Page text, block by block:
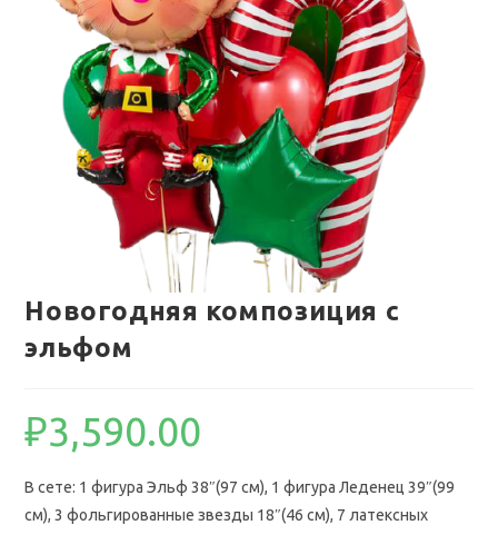
Новогодняя композиция с
эльфом
₽3,590.00
В сете: 1 фигура Эльф 38″(97 см), 1 фигура Леденец 39″(99
см), 3 фольгированные звезды 18″(46 см), 7 латексных